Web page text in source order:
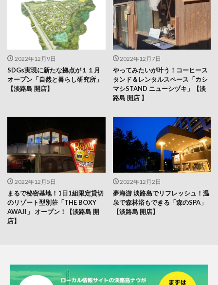
2022年12月9日
SDGs実現に新たな拠点が１１月
オープン「自然と暮らし研究所」
【淡路島 開店】
2022年12月7日
やってみたいが叶う！コーヒース
タンド＆レンタルスペース「カシ
マシSTAND ニューシヅキ」【淡
路島 開店 】
2022年12月5日
まるで秘密基地！1日1組限定貸切
のリゾート型別荘「THE BOXY
AWAJI」 オープン！【淡路島 開
店】
2022年12月2日
夢海游 淡路島でリフレッシュ！温
泉で森林浴もできる「森のSPA」
【淡路島 開店】